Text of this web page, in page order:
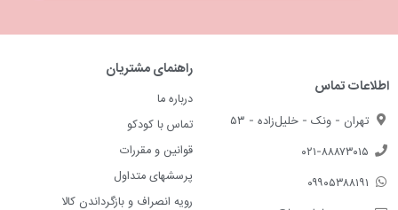
اطلاعات تماس
تهران - ونک - خلیل‌زاده - ۵۳
۰۲۱-۸۸۸۷۳۰۱۵
۰۹۹۰۵۳۸۸۱۹۱
راهنمای مشتریان
درباره ما
تماس با کودکو
قوانین و مقررات
پرسشهای متداول
رویه انصراف و بازگرداندن کالا